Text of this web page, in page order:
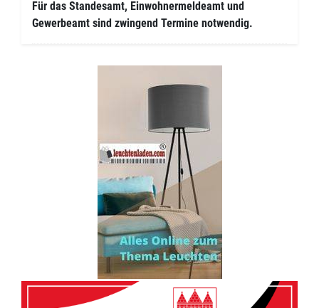
Für das Standesamt, Einwohnermeldeamt und
Gewerbeamt sind zwingend Termine notwendig.